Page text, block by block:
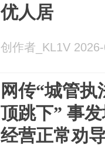
优人居
创作者_KL1V
网传“城管
顶跳下” 事
经营正常劝